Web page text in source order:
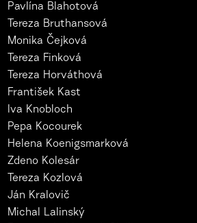
Pavlína Blahotová
Tereza Bruthansová
Monika Čejková
Tereza Finková
Tereza Horváthová
František Kast
Iva Knobloch
Pepa Kocourek
Helena Koenigsmarková
Zdeno Kolesár
Tereza Kozlová
Ján Kralovič
Michal Lalinský